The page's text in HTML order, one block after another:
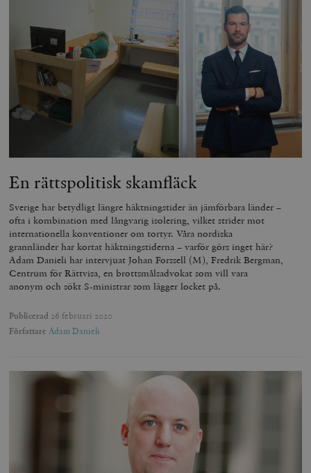
En rättspolitisk skamfläck
Sverige har betydligt längre häktningstider än jämförbara länder –
ofta i kombination med långvarig isolering, vilket strider mot
internationella konventioner om tortyr. Våra nordiska
grannländer har kortat häktningstiderna – varför görs inget här?
Adam Danieli har intervjuat Johan Forssell (M), Fredrik Bergman,
Centrum för Rättvisa, en brottsmålsadvokat som vill vara
anonym och sökt S-ministrar som lägger locket på.
Publicerad 26 februari 2020
Författare Adam Danieli